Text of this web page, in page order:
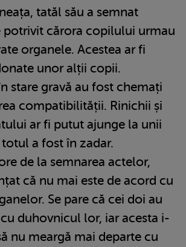
tatăl său a semnat
cărora copilului urmau
organele. Acestea ar fi
unor alții copii.
stare gravă au fost chemați
compatibilității. Rinichii și
ar fi putut ajunge la unii
a fost în zadar.
de la semnarea actelor,
că nu mai este de acord cu
Se pare că cei doi au
duhovnicul lor, iar acesta i-
nu meargă mai departe cu